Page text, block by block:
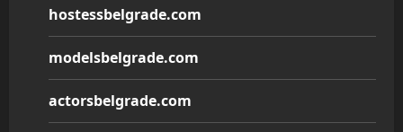
hostessbelgrade.com
modelsbelgrade.com
actorsbelgrade.com